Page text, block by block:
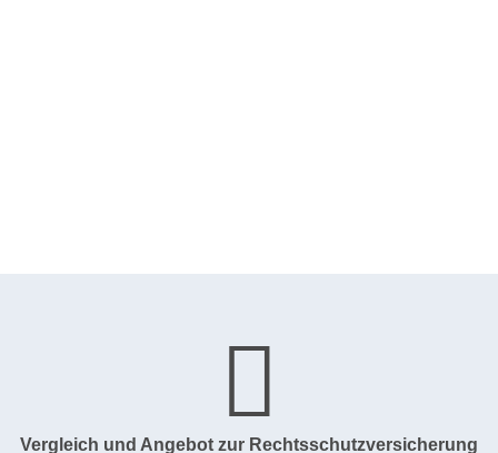
Vergleich und Angebot zur Rechtsschutzversicherung